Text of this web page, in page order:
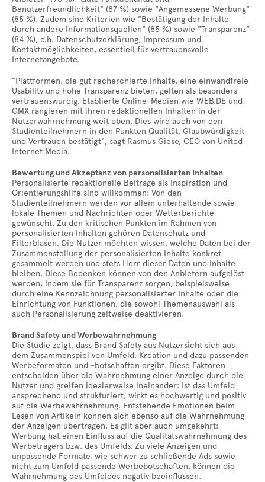
Benutzerfreundlichkeit" (87 %) sowie "Angemessene Werbung"
(85 %). Zudem sind Kriterien wie "Bestätigung der Inhalte
durch andere Informationsquellen" (85 %) sowie "Transparenz"
(84 %), d.h. Datenschutzerklärung, Impressum und
Kontaktmöglichkeiten, essentiell für vertrauensvolle
Internetangebote.
"Plattformen, die gut recherchierte Inhalte, eine einwandfreie
Usability und hohe Transparenz bieten, gelten als besonders
vertrauenswürdig. Etablierte Online-Medien wie WEB.DE und
GMX rangieren mit ihren redaktionellen Inhalten in der
Nutzerwahrnehmung weit oben. Dies wird auch von den
Studienteilnehmern in den Punkten Qualität, Glaubwürdigkeit
und Vertrauen bestätigt", sagt Rasmus Giese, CEO von United
Internet Media.
Bewertung und Akzeptanz von personalisierten Inhalten
Personalisierte redaktionelle Beiträge als Inspiration und
Orientierungshilfe sind willkommen: Von den
Studienteilnehmern werden vor allem unterhaltende sowie
lokale Themen und Nachrichten oder Wetterberichte
gewünscht. Zu den kritischen Punkten im Rahmen von
personalisierten Inhalten gehören Datenschutz und
Filterblasen. Die Nutzer möchten wissen, welche Daten bei der
Zusammenstellung der personalisierten Inhalte konkret
gesammelt werden und stets Herr dieser Daten und Inhalte
bleiben. Diese Bedenken können von den Anbietern aufgelöst
werden, indem sie für Transparenz sorgen, beispielsweise
durch eine Kennzeichnung personalisierter Inhalte oder die
Einrichtung von Funktionen, die sowohl Themenauswahl als
auch Personalisierung zeitweise deaktivieren.
Brand Safety und Werbewahrnehmung
Die Studie zeigt, dass Brand Safety aus Nutzersicht sich aus
dem Zusammenspiel von Umfeld, Kreation und dazu passenden
Werbeformaten und -botschaften ergibt. Diese Faktoren
entscheiden über die Wahrnehmung einer Anzeige durch die
Nutzer und greifen idealerweise ineinander: Ist das Umfeld
ansprechend und strukturiert, wirkt es hochwertig und positiv
auf die Werbewahrnehmung. Entstehende Emotionen beim
Lesen von Artikeln können sich ebenso auf die Wahrnehmung
der Anzeigen übertragen. Es gilt aber auch umgekehrt:
Werbung hat einen Einfluss auf die Qualitätswahrnehmung des
Werbeträgers bzw. des Umfelds. Zu viele Anzeigen und
unpassende Formate, wie schwer zu schließende Ads sowie
nicht zum Umfeld passende Werbebotschaften, können die
Wahrnehmung des Umfeldes negativ beeinflussen.